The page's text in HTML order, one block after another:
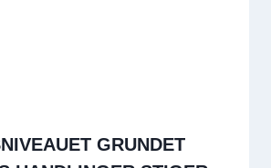
GRUNDET